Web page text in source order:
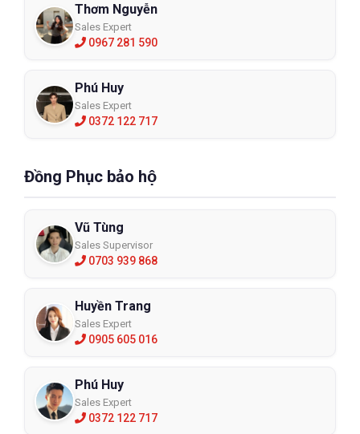
Thơm Nguyễn
Sales Expert
0967 281 590
Phú Huy
Sales Expert
0372 122 717
Đồng Phục bảo hộ
Vũ Tùng
Sales Supervisor
0703 939 868
Huyền Trang
Sales Expert
0905 605 016
Phú Huy
Sales Expert
0372 122 717